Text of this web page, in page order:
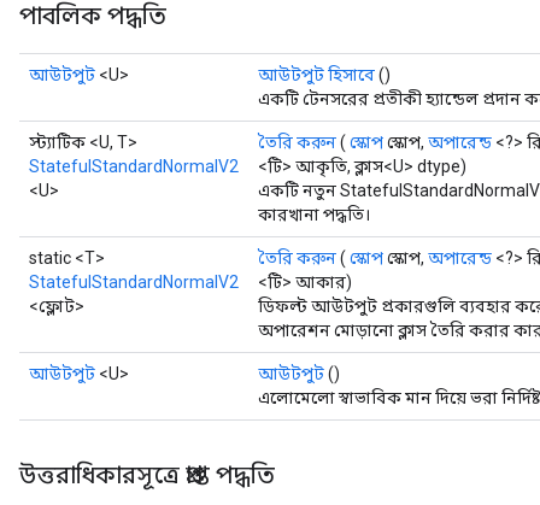
পাবলিক পদ্ধতি
আউটপুট <U> আউটপুট হিসাবে()
একটি টেনসরের প্রতীকী হ্যান্ডেল প্রদান
স্ট্যাটিক <U, T>
StatefulStandardNormalV2
<U>
তৈরি করুন( স্কোপস্কোপ, অপারেন্ড <?>
<টি> আকৃতি, ক্লাস<U> dtype)
একটি নতুন
কারখানা পদ্ধতি।
static <T>
StatefulStandardNormalV2
<ফ্লোট>
তৈরি করুন( স্কোপস্কোপ, অপারেন্ড <?>
<টি> আকার)
ডিফল্ট আউটপুট প্রকারগুলি ব্যবহার
অপারেশন মোড়ানো ক্লাস তৈরি করার
আউটপুট <U> আউটপুট()
এলোমেলো স্বাভাবিক মান দিয়ে ভরা
উত্তরাধিকারসূত্রে প্রাপ্ত পদ্ধতি